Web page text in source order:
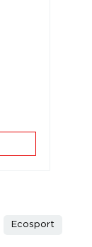
Ecosport